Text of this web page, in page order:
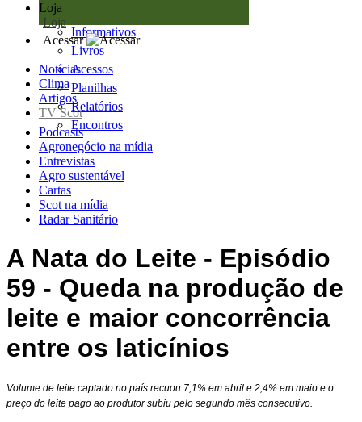
Loja
Loja
Informativos
Livros
Acessos
Planilhas
Relatórios
Encontros
Acessar
Notícias
Clima
Artigos
TV Scot
Podcasts
Agronegócio na mídia
Entrevistas
Agro sustentável
Cartas
Scot na mídia
Radar Sanitário
A Nata do Leite - Episódio
59 - Queda na produção de
leite e maior concorrência
entre os laticínios
Volume de leite captado no país recuou 7,1% em abril e 2,4% em maio e o
preço do leite pago ao produtor subiu pelo segundo mês consecutivo.